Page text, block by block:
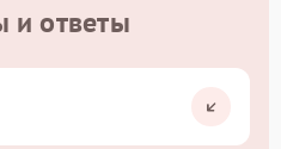
и ответы